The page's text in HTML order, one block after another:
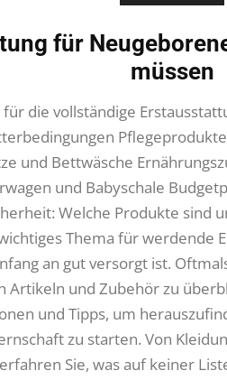
für
müssen
für die vollständige
und Bettwäsche
und Babyschale
Welche Produkte sind
Thema für werdende
an gut versorgt ist.
Artikeln und Zubehör zu
und Tipps, um
zu starten. Von
Sie, was auf keiner